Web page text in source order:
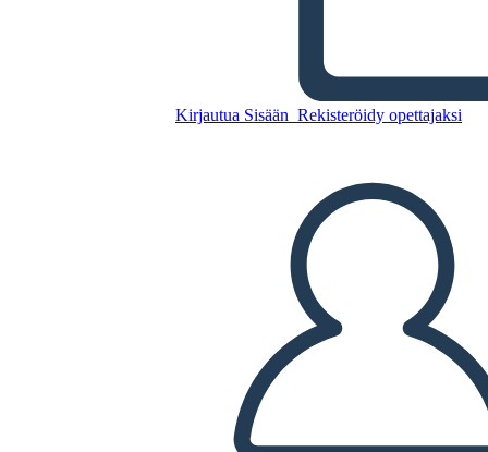
Kirjautua Sisään Rekisteröidy opettajaksi
Kopioi tämä kuvakäsikirjoitus
TOISTA DIAESITYS
LUE MINULLE